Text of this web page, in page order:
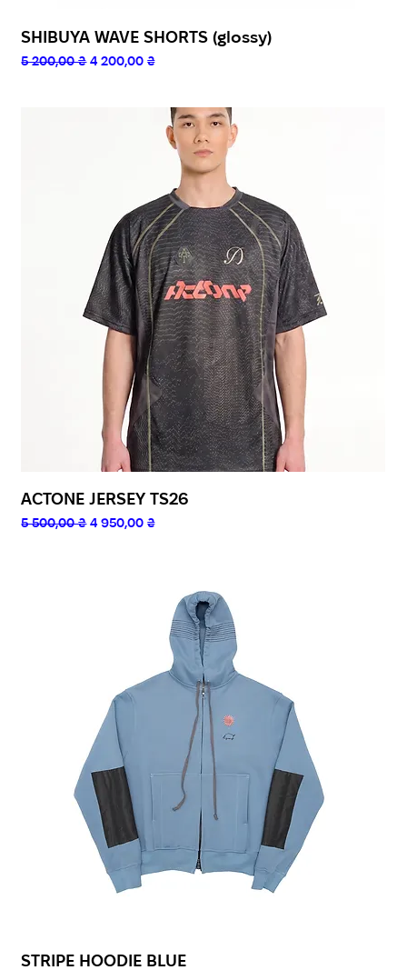
SHIBUYA WAVE SHORTS (glossy)
Звичайна ціна
5 200,00 ₴ За розпродажем
4 200,00 ₴
ACTONE JERSEY TS26
Звичайна ціна
5 500,00 ₴ За розпродажем
4 950,00 ₴
STRIPE HOODIE BLUE